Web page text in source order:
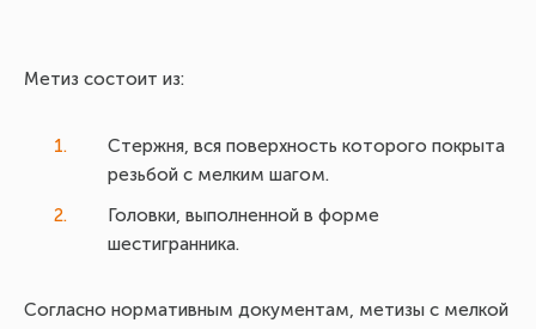
Метиз состоит из:
Стержня, вся поверхность которого покрыта
резьбой с мелким шагом.
Головки, выполненной в форме
шестигранника.
Согласно нормативным документам, метизы с мелкой